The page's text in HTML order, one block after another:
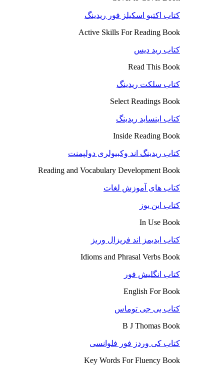
کتاب اکتیو اسکیلز فور ریدینگ
Active Skills For Reading Book
کتاب رید دیس
Read This Book
کتاب سلکت ریدینگ
Select Readings Book
کتاب اینساید ریدینگ
Inside Reading Book
کتاب ریدینگ اند وکبیولری دولپمنت
Reading and Vocabulary Development Book
کتاب های آموزش لغات
کتاب این یوز
In Use Book
کتاب ایدیمز اند فریزال وربز
Idioms and Phrasal Verbs Book
کتاب انگلیش فور
English For Book
کتاب بی جی توماس
B J Thomas Book
کتاب کی وردز فور فلوانسی
Key Words For Fluency Book